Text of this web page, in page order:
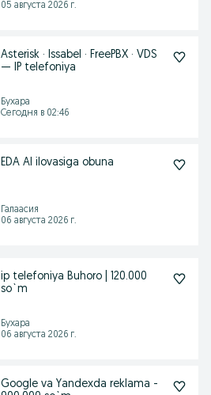
05 августа 2026 г.
Asterisk · Issabel · FreePBX · VDS
— IP telefoniya
Бухара
Сегодня в 02:46
EDA AI ilovasiga obuna
Галаасия
06 августа 2026 г.
ip telefoniya Buhoro | 120.000
so`m
Бухара
06 августа 2026 г.
Google va Yandexda reklama -